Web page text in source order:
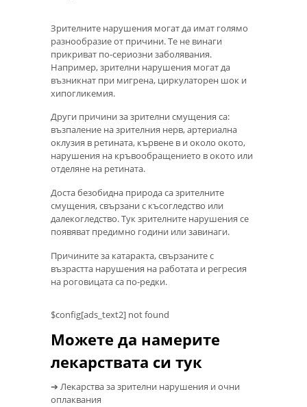
Зрителните нарушения могат да имат голямо
разнообразие от причини. Те не винаги
прикриват по-сериозни заболявания.
Например, зрителни нарушения могат да
възникнат при мигрена, циркулаторен шок и
хипогликемия.
Други причини за зрителни смущения са:
възпаление на зрителния нерв, артериална
оклузия в ретината, кървене в и около окото,
нарушения на кръвообращението в окото или
отделяне на ретината.
Доста безобидна природа са зрителните
смущения, свързани с късогледство или
далекогледство. Тук зрителните нарушения се
появяват предимно години или завинаги.
Причините за катаракта, свързаните с
възрастта нарушения на работата и регресия
на роговицата са по-редки.
$config[ads_text2] not found
Можете да намерите
лекарствата си тук
➔ Лекарства за зрителни нарушения и очни
оплаквания